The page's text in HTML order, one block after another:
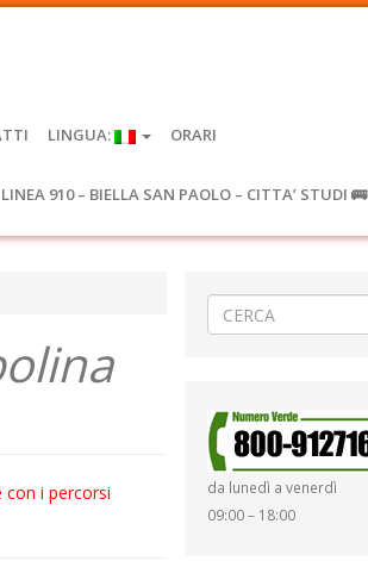
LINGUA: ORARI
910 – BIELLA SAN PAOLO – CITTA’ STUDI 🚌
i percorsi
da lunedì a venerdì
09:00 – 18:00